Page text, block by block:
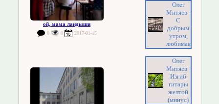
ой, мама ландыши
0 0 2017-01-15
Олег
Митяев -
С
добрым
утром,
любимая
Олег
Митяев -
Изгиб
гитары
желтой
(минус)